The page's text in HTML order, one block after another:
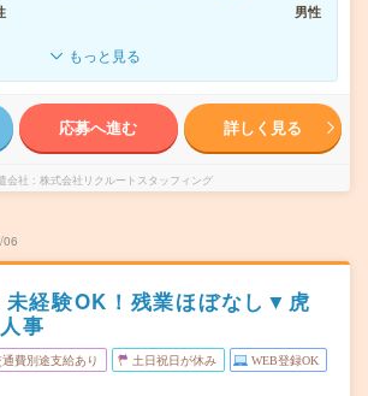
男性
もっと見る
応募へ進む 詳しく見る
会社 株式会社リクルートスタッフィング
06
未経験OK！残業ほぼなし▼虎
事
通費別途支給あり 土日祝日が休み WEB登録OK